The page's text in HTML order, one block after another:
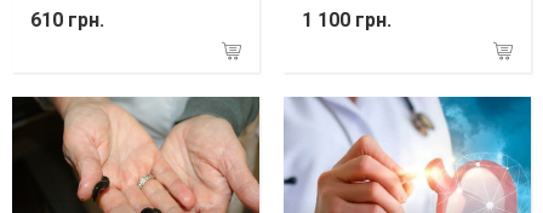
610 грн. 1 100 грн.